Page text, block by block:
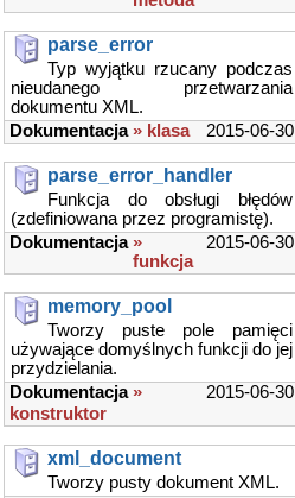
parse_error
Typ wyjątku rzucany podczas
nieudanego przetwarzania
dokumentu XML.
2015-06-30
Dokumentacja » klasa
parse_error_handler
Funkcja do obsługi błędów
(zdefiniowana przez programistę).
2015-06-30
Dokumentacja »
funkcja
memory_pool
Tworzy puste pole pamięci
używające domyślnych funkcji do jej
przydzielania.
2015-06-30
Dokumentacja »
konstruktor
xml_document
Tworzy pusty dokument XML.